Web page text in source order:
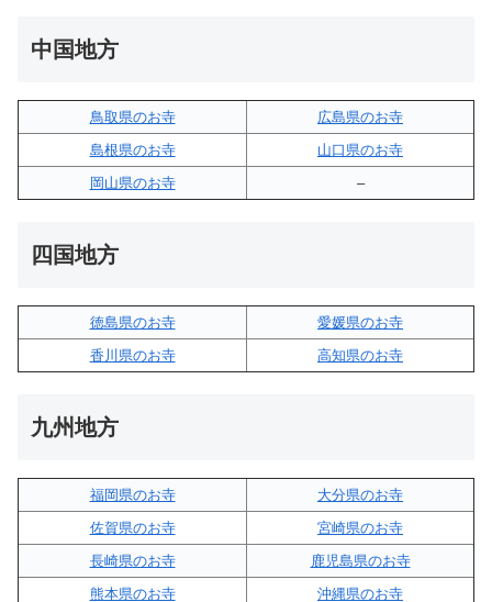
中国地方
鳥取県のお寺
広島県のお寺
島根県のお寺
山口県のお寺
岡山県のお寺
–
四国地方
徳島県のお寺
愛媛県のお寺
香川県のお寺
高知県のお寺
九州地方
福岡県のお寺
大分県のお寺
佐賀県のお寺
宮崎県のお寺
長崎県のお寺
鹿児島県のお寺
熊本県のお寺
沖縄県のお寺